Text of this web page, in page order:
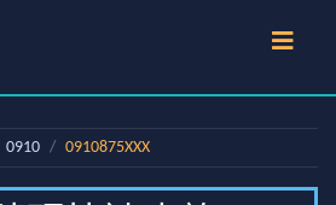
0910 0910875XXX